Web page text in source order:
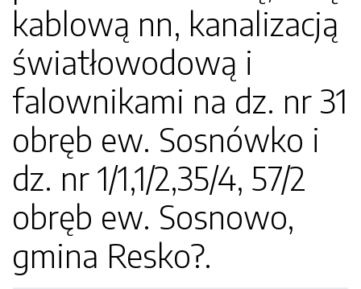
kablową nn, kanalizacją
światłowodową i
falownikami na dz. nr 31
obręb ew. Sosnówko i
dz. nr 1/1,1/2,35/4, 57/2
obręb ew. Sosnowo,
gmina Resko?.